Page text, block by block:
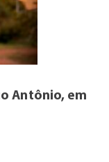
Antônio, em